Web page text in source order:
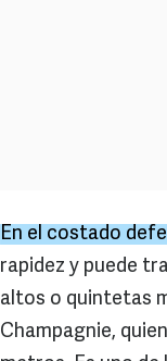
En el costado
rapidez y puede
altos o quintetas
Champagnie,